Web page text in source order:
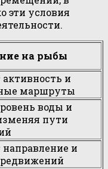
эти условия
на рыбы
и
маршруты
воды и
пути
и